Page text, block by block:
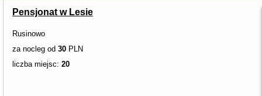
Pensjonat w Lesie
Rusinowo
za nocleg od 30 PLN
liczba miejsc: 20